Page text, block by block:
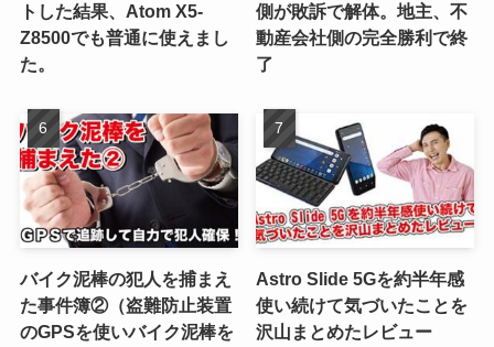
トした結果、Atom X5-
Z8500でも普通に使えまし
た。
側が敗訴で解体。地主、不
動産会社側の完全勝利で終
了
バイク泥棒の犯人を捕まえ
た事件簿②（盗難防止装置
のGPSを使いバイク泥棒を
Astro Slide 5Gを約半年感
使い続けて気づいたことを
沢山まとめたレビュー